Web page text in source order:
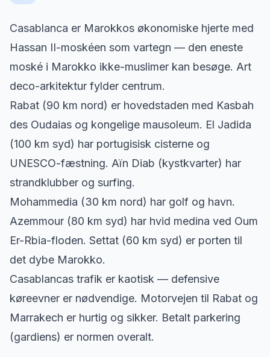
Casablanca er Marokkos økonomiske hjerte med
Hassan II-moskéen som vartegn — den eneste
moské i Marokko ikke-muslimer kan besøge. Art
deco-arkitektur fylder centrum.
Rabat (90 km nord) er hovedstaden med Kasbah
des Oudaias og kongelige mausoleum. El Jadida
(100 km syd) har portugisisk cisterne og
UNESCO-fæstning. Aïn Diab (kystkvarter) har
strandklubber og surfing.
Mohammedia (30 km nord) har golf og havn.
Azemmour (80 km syd) har hvid medina ved Oum
Er-Rbia-floden. Settat (60 km syd) er porten til
det dybe Marokko.
Casablancas trafik er kaotisk — defensive
køreevner er nødvendige. Motorvejen til Rabat og
Marrakech er hurtig og sikker. Betalt parkering
(gardiens) er normen overalt.